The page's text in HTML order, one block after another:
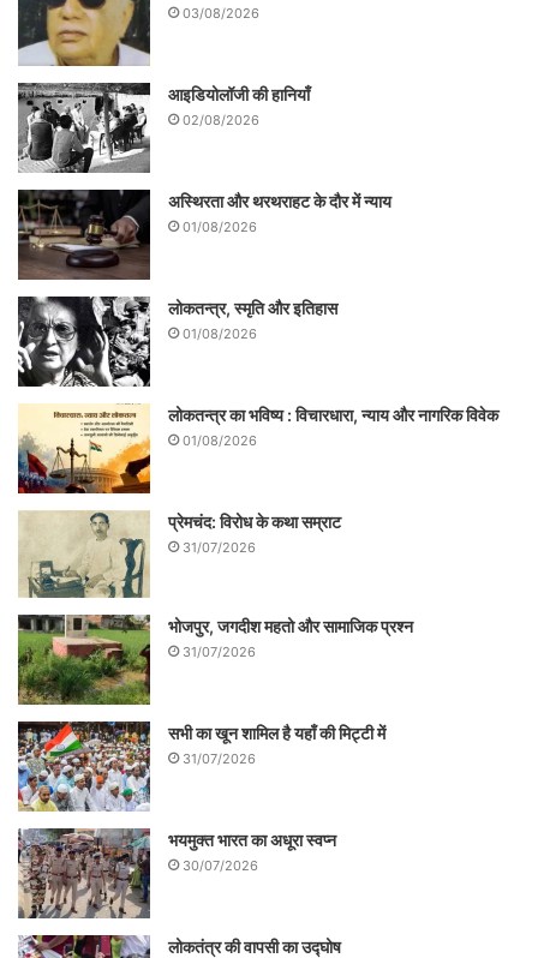
03/08/2026
आइडियोलॉजी की हानियाँ
02/08/2026
अस्थिरता और थरथराहट के दौर में न्याय
01/08/2026
लोकतन्त्र, स्मृति और इतिहास
01/08/2026
लोकतन्त्र का भविष्य : विचारधारा, न्याय और नागरिक विवेक
01/08/2026
प्रेमचंद: विरोध के कथा सम्राट
31/07/2026
भोजपुर, जगदीश महतो और सामाजिक प्रश्न
31/07/2026
सभी का खून शामिल है यहाँ की मिट्टी में
31/07/2026
भयमुक्त भारत का अधूरा स्वप्न
30/07/2026
लोकतंत्र की वापसी का उद्घोष